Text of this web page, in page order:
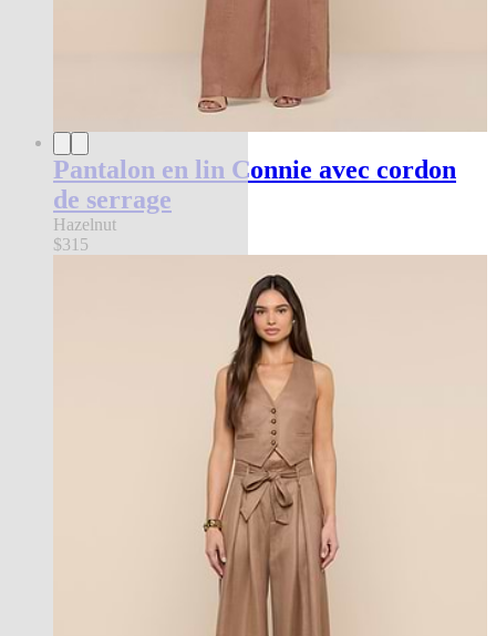
Pantalon en lin Connie avec cordon
de serrage
Hazelnut
$315